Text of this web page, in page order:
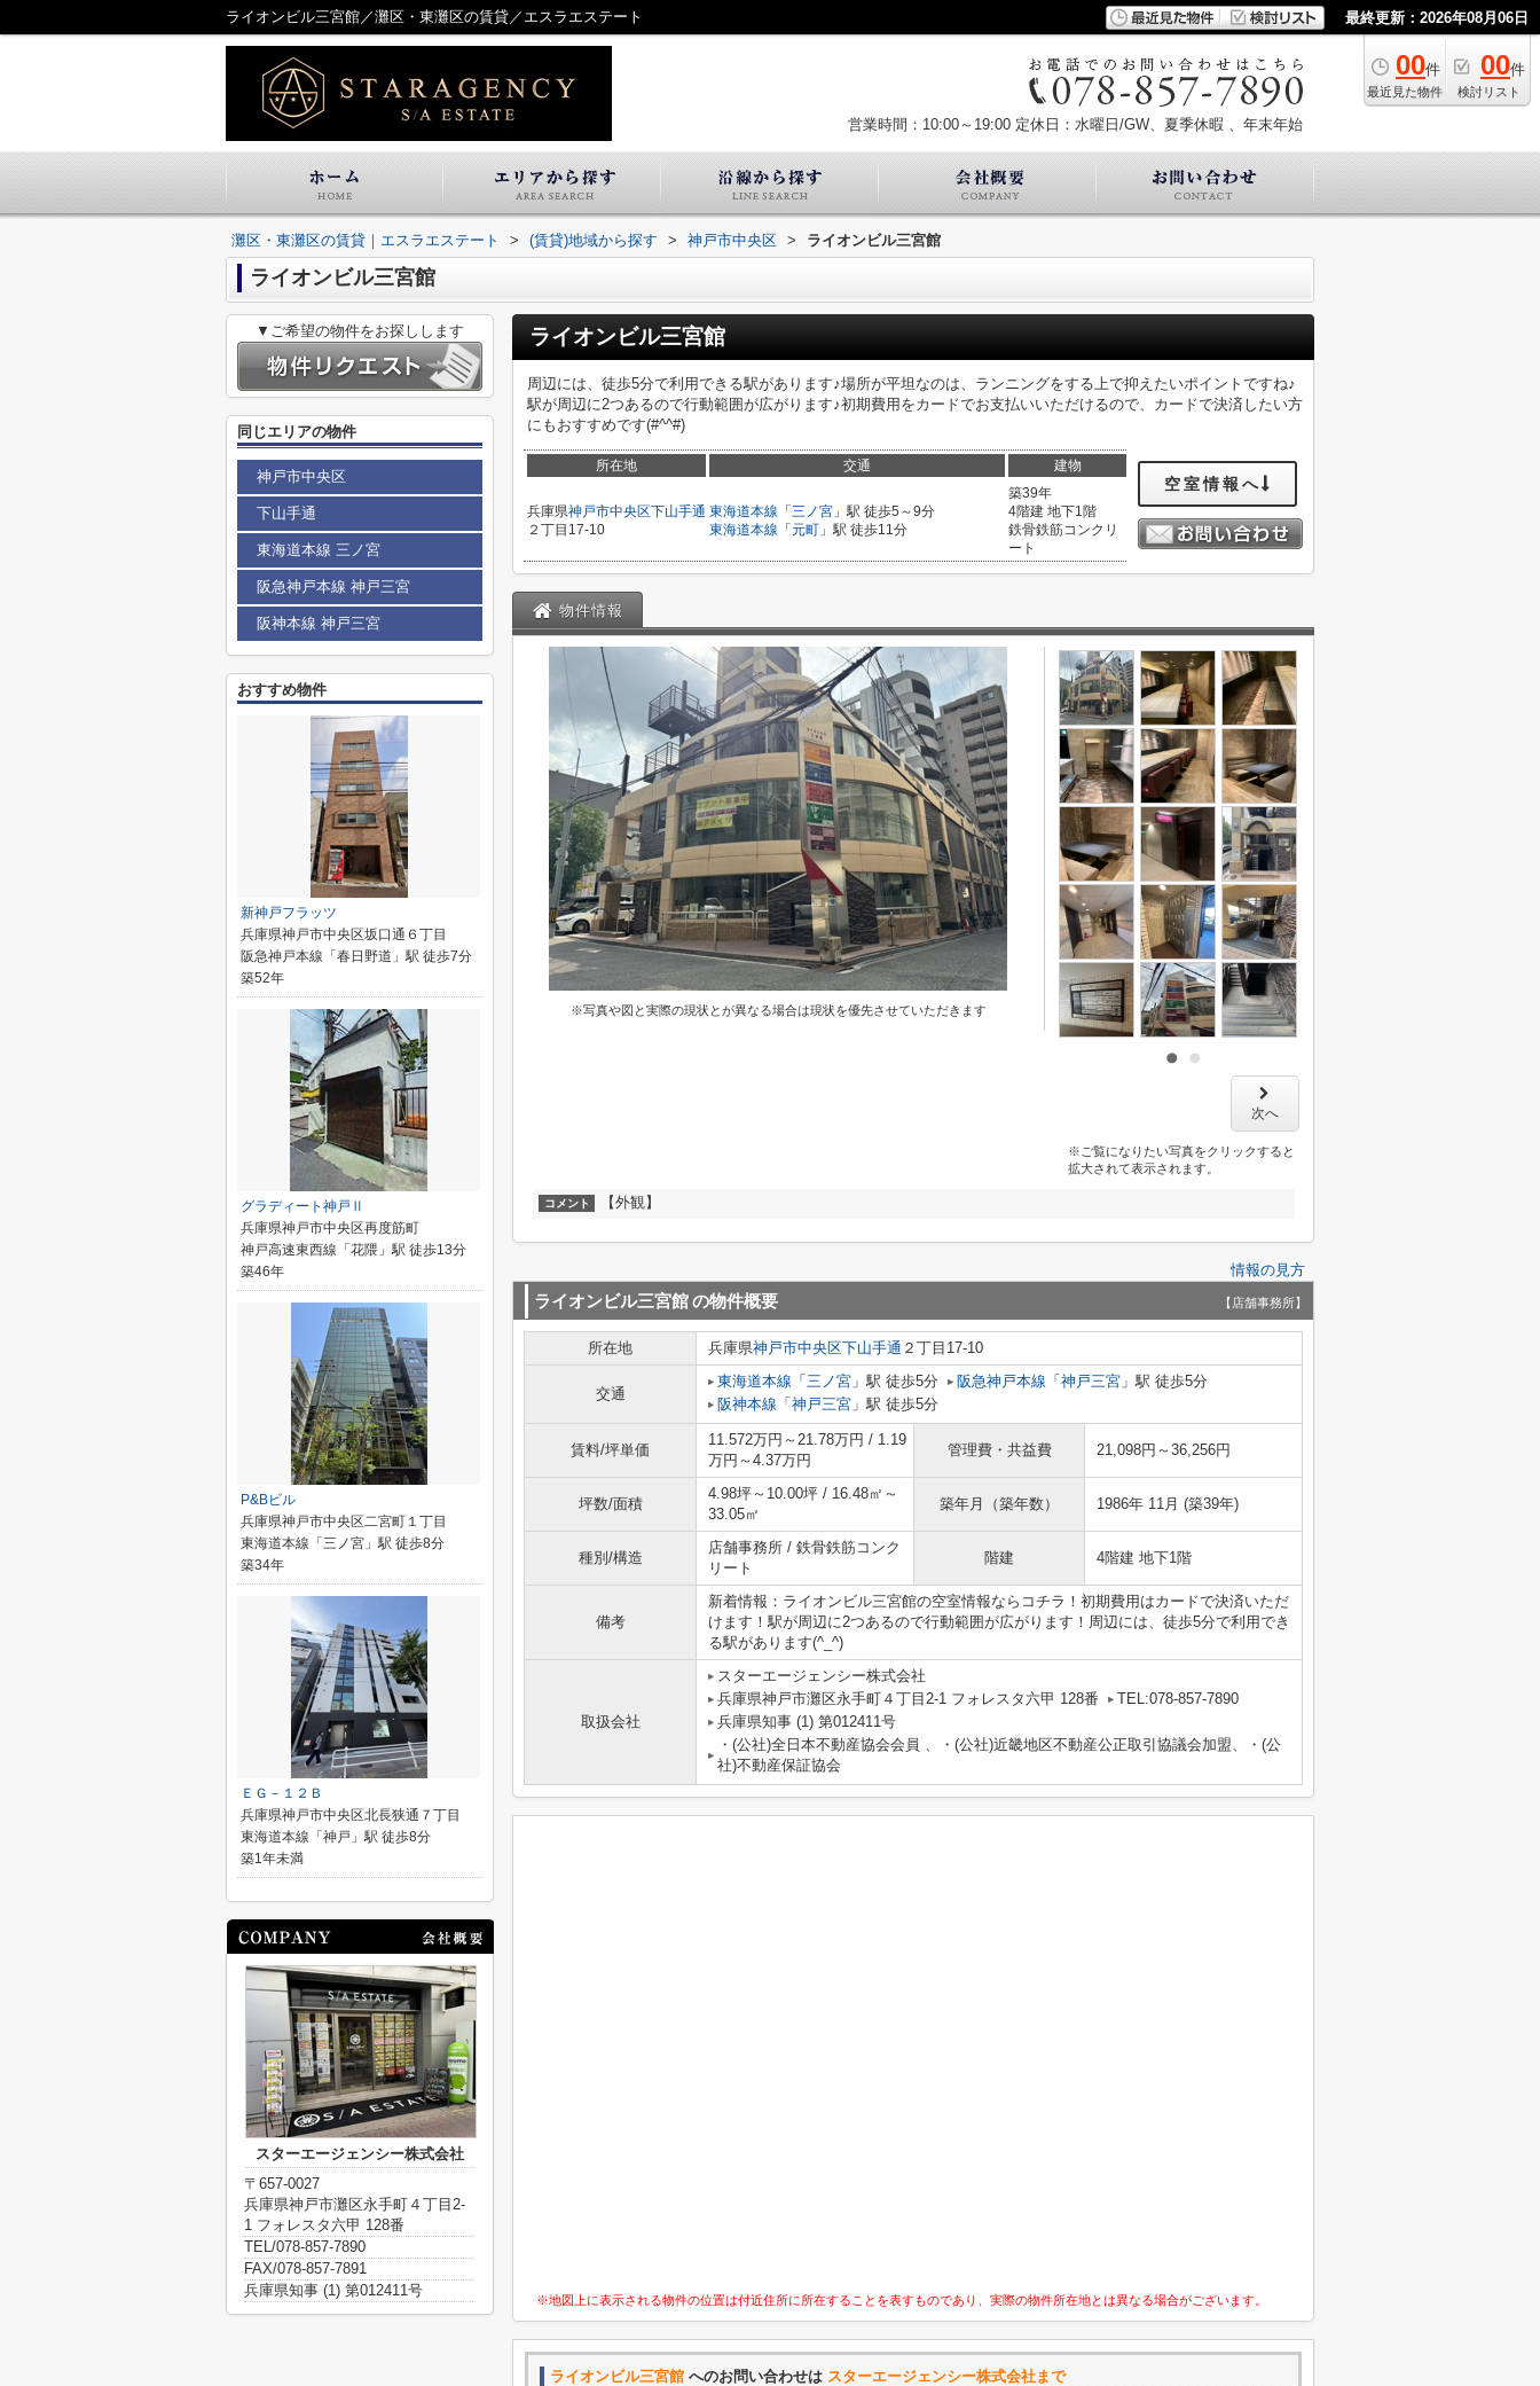
ライオンビル三宮館／灘区・東灘区の賃貸／エスラエステート 最終更新：2026年08月06日
00件
最近見た物件
00件
検討リスト
営業時間：10:00～19:00 定休日：水曜日/GW、夏季休暇 、年末年始
灘区・東灘区の賃貸｜エスラエステート > (賃貸)地域から探す > 神戸市中央区 > ライオンビル三宮館
ライオンビル三宮館
ライオンビル三宮館
周辺には、徒歩5分で利用できる駅があります♪場所が平坦なのは、ランニングをする上で抑えたいポイントですね♪
駅が周辺に2つあるので行動範囲が広がります♪初期費用をカードでお支払いいただけるので、カードで決済したい方
にもおすすめです(#^^#)
所在地 交通 建物
兵庫県神戸市中央区下山手通
２丁目17-10
東海道本線 「 三ノ宮 」駅 徒歩5～9分
東海道本線 「 元町 」駅 徒歩11分
築39年
4階建 地下1階
鉄骨鉄筋コンクリ
ート
空室情報へ
物件情報
※写真や図と実際の現状とが異なる場合は現状を優先させていただきます
次へ
※ご覧になりたい写真をクリックすると
拡大されて表示されます。
コメント 【外観】
情報の見方
ライオンビル三宮館の物件概要 【店舗事務所】
所在地 兵庫県神戸市中央区下山手通 ２丁目17-10
交通
東海道本線 「 三ノ宮 」駅 徒歩5分 阪急神戸本線 「 神戸三宮 」駅 徒歩5分
阪神本線 「 神戸三宮 」駅 徒歩5分
賃料/坪単価
11.572万円～21.78万円 / 1.19
万円～4.37万円
管理費・共益費 21,098円～36,256円
坪数/面積
4.98坪～10.00坪 / 16.48㎡～
33.05㎡
築年月（築年数） 1986年 11月 (築39年)
種別/構造
店舗事務所 / 鉄骨鉄筋コンク
リート
階建 4階建 地下1階
備考
新着情報：ライオンビル三宮館の空室情報ならコチラ！初期費用はカードで決済いただ
けます！駅が周辺に2つあるので行動範囲が広がります！周辺には、徒歩5分で利用でき
る駅があります(^_^)
取扱会社
スターエージェンシー株式会社
兵庫県神戸市灘区永手町４丁目2-1 フォレスタ六甲 128番
TEL:078-857-7890
兵庫県知事 (1) 第012411号
・(公社)全日本不動産協会会員 、・(公社)近畿地区不動産公正取引協議会加盟、・(公
社)不動産保証協会
※地図上に表示される物件の位置は付近住所に所在することを表すものであり、実際の物件所在地とは異なる場合がございます。
ライオンビル三宮館 へのお問い合わせは スターエージェンシー株式会社まで
▼ご希望の物件をお探しします
同じエリアの物件
神戸市中央区
下山手通
東海道本線 三ノ宮
阪急神戸本線 神戸三宮
阪神本線 神戸三宮
おすすめ物件
新神戸フラッツ
兵庫県神戸市中央区坂口通６丁目
阪急神戸本線「春日野道」駅 徒歩7分
築52年
グラディート神戸Ⅱ
兵庫県神戸市中央区再度筋町
神戸高速東西線「花隈」駅 徒歩13分
築46年
P&Bビル
兵庫県神戸市中央区二宮町１丁目
東海道本線「三ノ宮」駅 徒歩8分
築34年
ＥＧ－１２Ｂ
兵庫県神戸市中央区北長狭通７丁目
東海道本線「神戸」駅 徒歩8分
築1年未満
スターエージェンシー株式会社
〒657-0027
兵庫県神戸市灘区永手町４丁目2-
1 フォレスタ六甲 128番
TEL/078-857-7890
FAX/078-857-7891
兵庫県知事 (1) 第012411号